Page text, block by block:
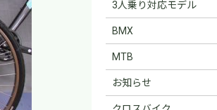
3人乗り対応モデル
BMX
MTB
お知らせ